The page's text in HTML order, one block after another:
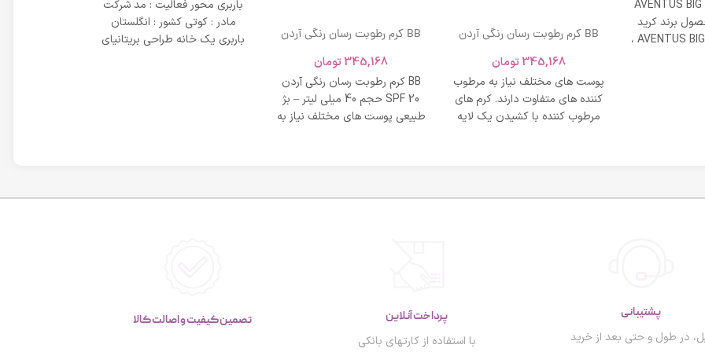
AVENTUS
برند کرید
ادکلن AVENTUS BIG MODERN ،
BB کرم رطوبت رسان رنگی آردن
روشن
345,168تومان
پوست های مختلف نیاز به مرطوب
کننده های متفاوت دارند. کرم های
مرطوب کننده با کشیدن یک لایه
BB کرم رطوبت رسان رنگی آردن
طبیعی
345,168تومان
BB کرم رطوبت رسان رنگی آردن
SPF 20 حجم 40 میلی لیتر – بژ
طبیعی پوست های مختلف نیاز به
باربری محور فعالیت : مد شرکت
مادر : کوتی کشور : انگلستان
باربری یک خانه طراحی بریتانیای
پشتیبانی
در طول و حتی بعد از خرید
پرداخت آنلاین
با استفاده از کارتهای بانکی
تصمین کیفیت و اصالت کالا